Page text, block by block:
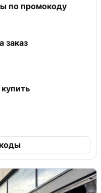
по промокоду
заказ